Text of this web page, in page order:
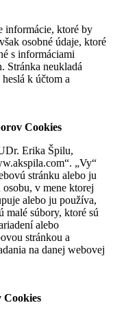
informácie, ktoré by
osobné údaje, ktoré
s informáciami
Stránka neukladá
k účtom a
Cookies
Erika Špilu,
„Vy“
stránku alebo ju
v mene ktorej
alebo ju používa,
malé súbory, ktoré sú
alebo
stránkou a
na danej webovej
Cookies